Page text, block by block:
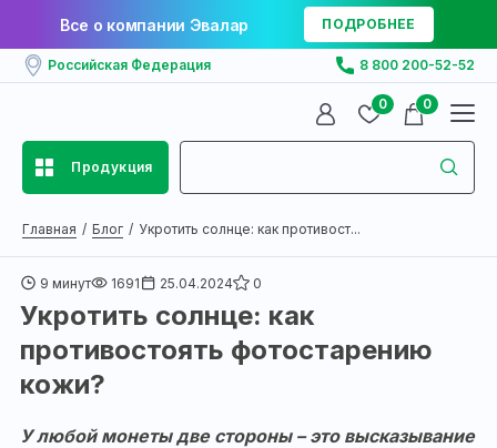
Все о компании Эвалар ПОДРОБНЕЕ
Российская Федерация 8 800 200-52-52
0 0
Продукция
Главная Блог Укротить солнце: как противост...
9 минут 1691 25.04.2024 0
Укротить солнце: как
противостоять фотостарению
кожи?
У любой монеты две стороны – это высказывание